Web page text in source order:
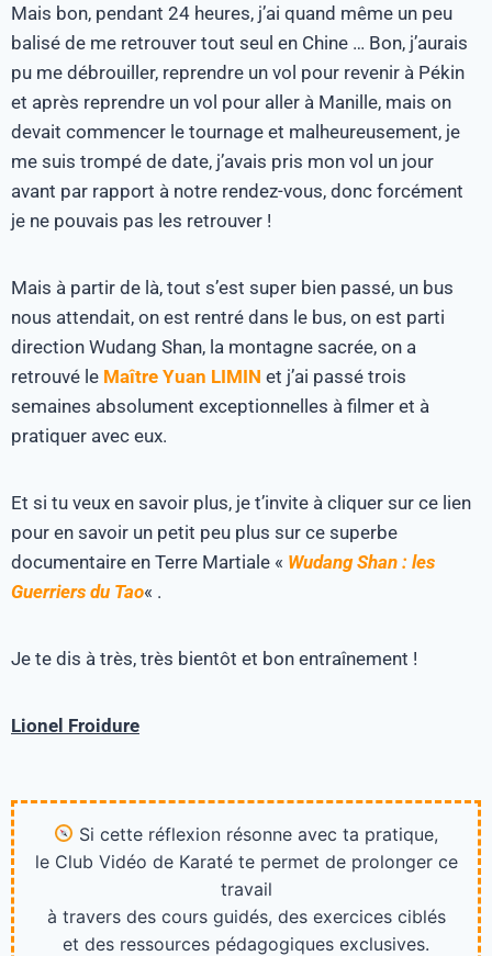
Mais bon, pendant 24 heures, j’ai quand même un peu
balisé de me retrouver tout seul en Chine … Bon, j’aurais
pu me débrouiller, reprendre un vol pour revenir à Pékin
et après reprendre un vol pour aller à Manille, mais on
devait commencer le tournage et malheureusement, je
me suis trompé de date, j’avais pris mon vol un jour
avant par rapport à notre rendez-vous, donc forcément
je ne pouvais pas les retrouver !
Mais à partir de là, tout s’est super bien passé, un bus
nous attendait, on est rentré dans le bus, on est parti
direction Wudang Shan, la montagne sacrée, on a
retrouvé le Maître Yuan LIMIN et j’ai passé trois
semaines absolument exceptionnelles à filmer et à
pratiquer avec eux.
Et si tu veux en savoir plus, je t’invite à cliquer sur ce lien
pour en savoir un petit peu plus sur ce superbe
documentaire en Terre Martiale « Wudang Shan : les
Guerriers du Tao« .
Je te dis à très, très bientôt et bon entraînement !
Lionel Froidure
Si cette réflexion résonne avec ta pratique,
le Club Vidéo de Karaté te permet de prolonger ce
travail
à travers des cours guidés, des exercices ciblés
et des ressources pédagogiques exclusives.